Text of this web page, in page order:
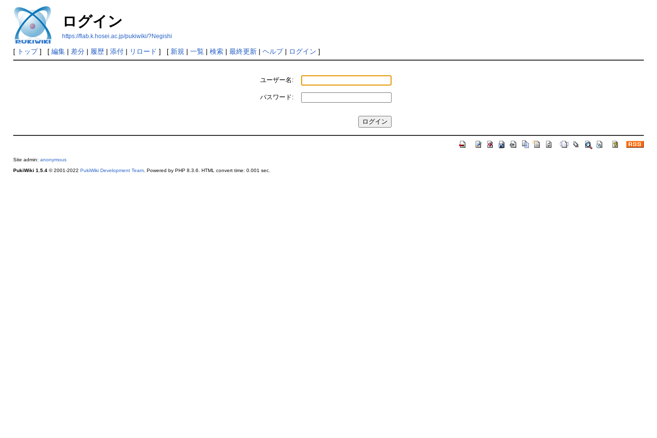
ログイン
https://flab.k.hosei.ac.jp/pukiwiki/?Negishi
[ トップ] [ 編集| 差分| 履歴| 添付| リロード ] [ 新規 | 一覧| 検索| 最終更新| ヘルプ| ログイン ]
ユーザー名:
パスワード:
Site admin: anonymous
PukiWiki 1.5.4© 2001-2022 PukiWiki Development Team. Powered by PHP 8.3.6. HTML convert time: 0.001 sec.